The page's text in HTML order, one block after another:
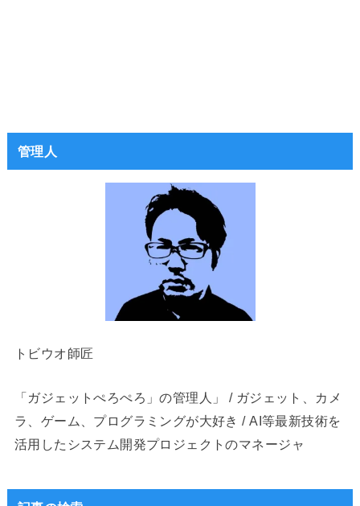
管理人
トビウオ師匠
「ガジェットぺろぺろ」の管理人」 / ガジェット、カメ
ラ、ゲーム、プログラミングが大好き / AI等最新技術を
活用したシステム開発プロジェクトのマネージャ